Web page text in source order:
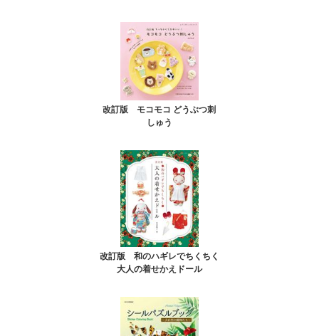
改訂版 モコモコ どうぶつ刺
しゅう
改訂版 和のハギレでちくちく
大人の着せかえドール